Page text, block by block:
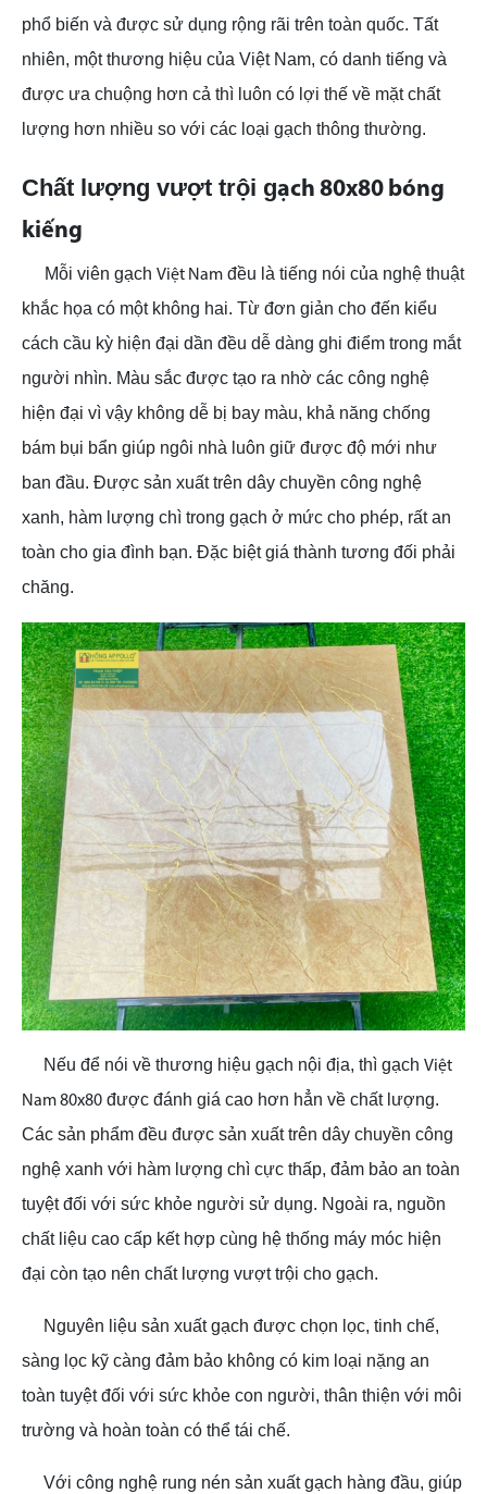
phổ biến và được sử dụng rộng rãi trên toàn quốc. Tất
nhiên, một thương hiệu của Việt Nam, có danh tiếng và
được ưa chuộng hơn cả thì luôn có lợi thế về mặt chất
lượng hơn nhiều so với các loại gạch thông thường.
Chất lượng vượt trội gạch 80x80 bóng
kiếng
Mỗi viên gạch Việt Nam đều là tiếng nói của nghệ thuật
khắc họa có một không hai. Từ đơn giản cho đến kiểu
cách cầu kỳ hiện đại dần đều dễ dàng ghi điểm trong mắt
người nhìn. Màu sắc được tạo ra nhờ các công nghệ
hiện đại vì vậy không dễ bị bay màu, khả năng chống
bám bụi bẩn giúp ngôi nhà luôn giữ được độ mới như
ban đầu. Được sản xuất trên dây chuyền công nghệ
xanh, hàm lượng chì trong gạch ở mức cho phép, rất an
toàn cho gia đình bạn. Đặc biệt giá thành tương đối phải
chăng.
Nếu để nói về thương hiệu gạch nội địa, thì gạch Việt
Nam 80x80 được đánh giá cao hơn hẳn về chất lượng.
Các sản phẩm đều được sản xuất trên dây chuyền công
nghệ xanh với hàm lượng chì cực thấp, đảm bảo an toàn
tuyệt đối với sức khỏe người sử dụng. Ngoài ra, nguồn
chất liệu cao cấp kết hợp cùng hệ thống máy móc hiện
đại còn tạo nên chất lượng vượt trội cho gạch.
Nguyên liệu sản xuất gạch được chọn lọc, tinh chế,
sàng lọc kỹ càng đảm bảo không có kim loại nặng an
toàn tuyệt đối với sức khỏe con người, thân thiện với môi
trường và hoàn toàn có thể tái chế.
Với công nghệ rung nén sản xuất gạch hàng đầu, giúp